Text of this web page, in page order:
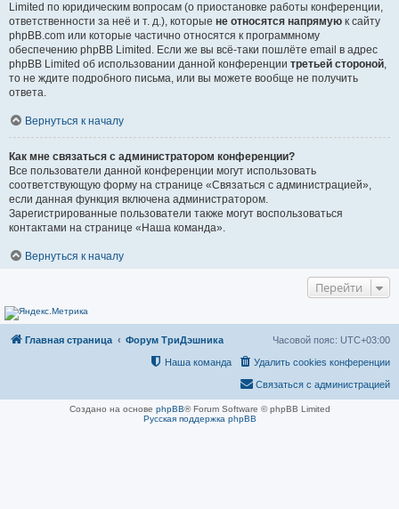
Limited по юридическим вопросам (о приостановке работы конференции,
ответственности за неё и т. д.), которые не относятся напрямую к сайту
phpBB.com или которые частично относятся к программному
обеспечению phpBB Limited. Если же вы всё-таки пошлёте email в адрес
phpBB Limited об использовании данной конференции третьей стороной,
то не ждите подробного письма, или вы можете вообще не получить
ответа.
Вернуться к началу
Как мне связаться с администратором конференции?
Все пользователи данной конференции могут использовать
соответствующую форму на странице «Связаться с администрацией»,
если данная функция включена администратором.
Зарегистрированные пользователи также могут воспользоваться
контактами на странице «Наша команда».
Вернуться к началу
Перейти
Главная страница Форум ТриДэшника Часовой пояс: UTC+03:00
Удалить cookies конференции
Наша команда
Связаться с администрацией
Создано на основе phpBB® Forum Software © phpBB Limited
Русская поддержка phpBB